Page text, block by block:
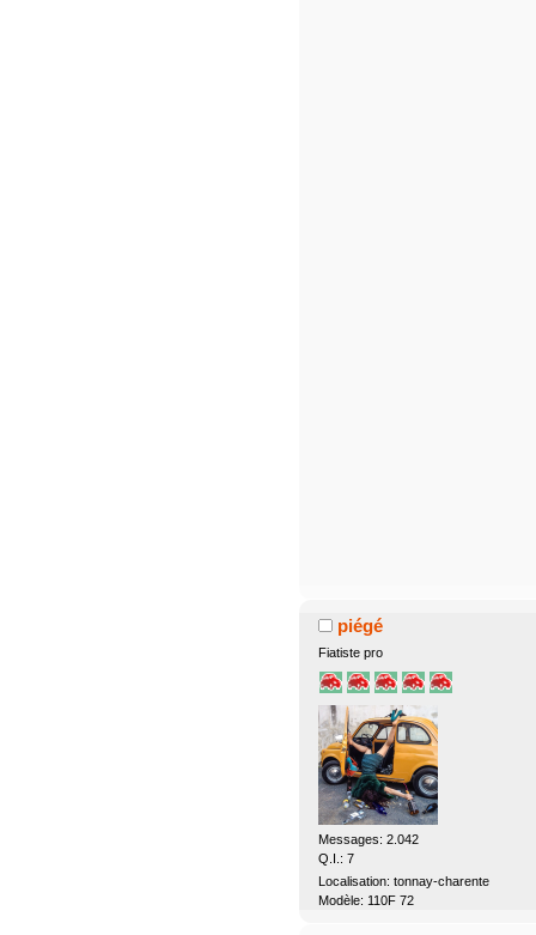
piégé
Fiatiste pro
Messages: 2.042
Q.I.: 7
Localisation: tonnay-charente
Modèle: 110F 72